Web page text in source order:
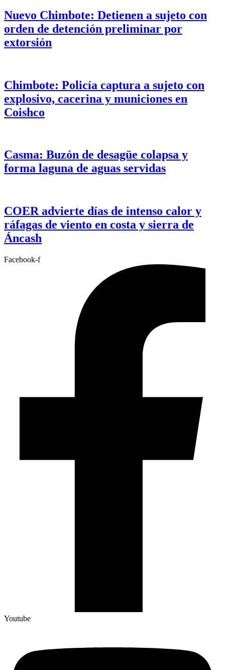
Nuevo Chimbote: Detienen a sujeto con
orden de detención preliminar por
extorsión
Chimbote: Policía captura a sujeto con
explosivo, cacerina y municiones en
Coishco
Casma: Buzón de desagüe colapsa y
forma laguna de aguas servidas
COER advierte días de intenso calor y
ráfagas de viento en costa y sierra de
Áncash
Facebook-f
Youtube